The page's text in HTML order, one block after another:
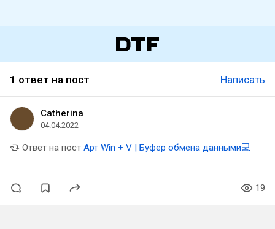
1 ответ на пост Написать
Catherina
04.04.2022
Ответ на пост Арт Win + V | Буфер обмена данными💻
19